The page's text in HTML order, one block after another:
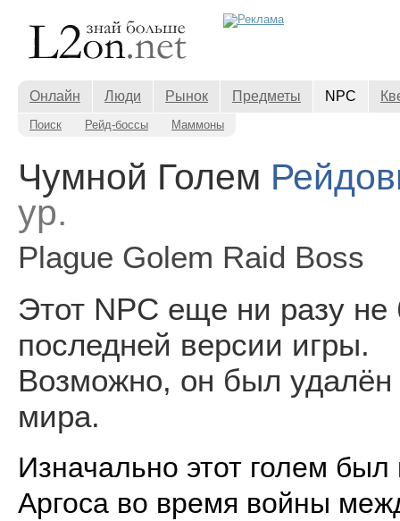
Онлайн Люди Рынок Предметы NPC
Поиск Рейд-боссы Маммоны
Чумной Голем
ур.
Plague Golem Raid Boss
Этот NPC еще ни разу
последней версии игры.
Возможно, он был удалён
мира.
Изначально этот голем
Аргоса во время войны